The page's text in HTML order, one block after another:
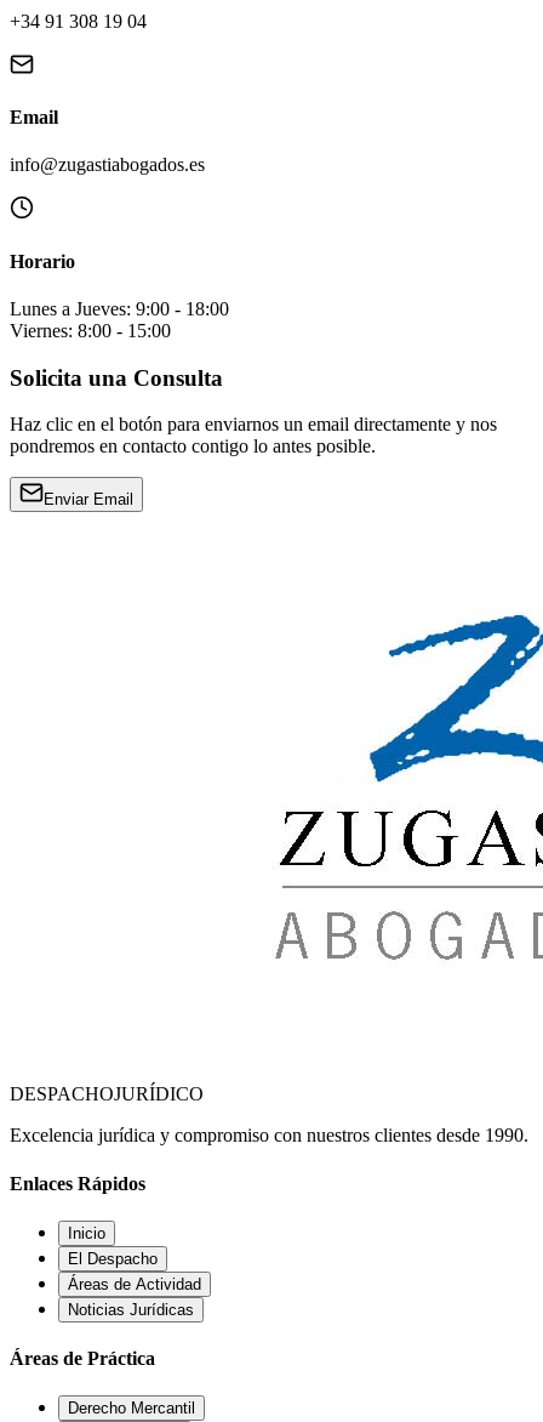
+34 91 308 19 04
Email
info@zugastiabogados.es
Horario
Lunes a Jueves: 9:00 - 18:00
Viernes: 8:00 - 15:00
Solicita una Consulta
Haz clic en el botón para enviarnos un email directamente y nos
pondremos en contacto contigo lo antes posible.
Enviar Email
DESPACHOJURÍDICO
Excelencia jurídica y compromiso con nuestros clientes desde 1990.
Enlaces Rápidos
Inicio
El Despacho
Áreas de Actividad
Noticias Jurídicas
Áreas de Práctica
Derecho Mercantil